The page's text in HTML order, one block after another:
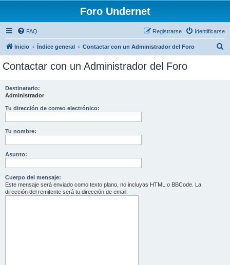
Foro Undernet
FAQ Identificarse
Registrarse
Inicio Índice general Contactar con un Administrador del Foro
Contactar con un Administrador del Foro
Destinatario:
Administrador
Tu dirección de correo electrónico:
Tu nombre:
Asunto:
Cuerpo del mensaje:
Este mensaje será enviado como texto plano, no incluyas HTML o BBCode. La
dirección del remitente será tu dirección de email.